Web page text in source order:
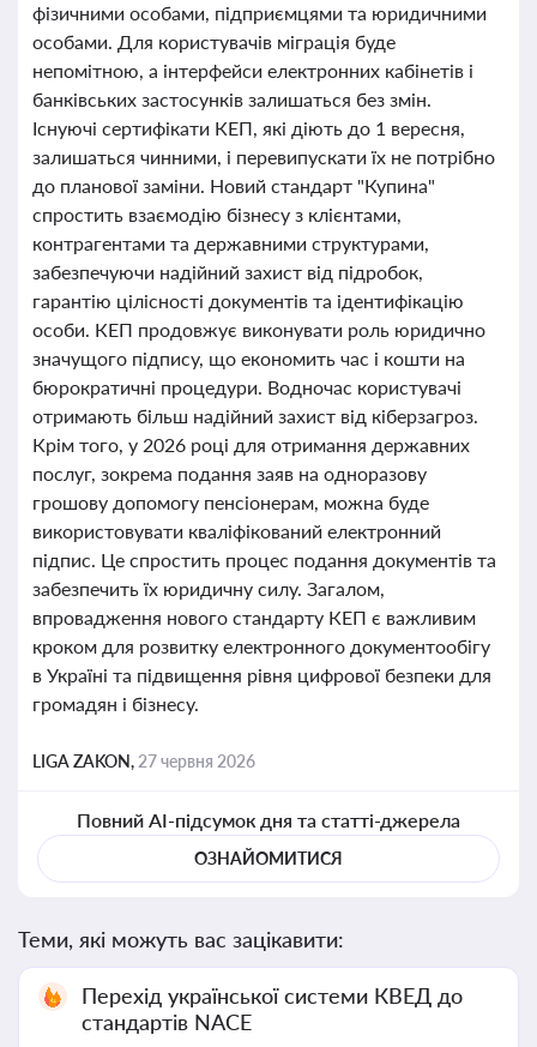
фізичними особами, підприємцями та юридичними
особами. Для користувачів міграція буде
непомітною, а інтерфейси електронних кабінетів і
банківських застосунків залишаться без змін.
Існуючі сертифікати КЕП, які діють до 1 вересня,
залишаться чинними, і перевипускати їх не потрібно
до планової заміни. Новий стандарт "Купина"
спростить взаємодію бізнесу з клієнтами,
контрагентами та державними структурами,
забезпечуючи надійний захист від підробок,
гарантію цілісності документів та ідентифікацію
особи. КЕП продовжує виконувати роль юридично
значущого підпису, що економить час і кошти на
бюрократичні процедури. Водночас користувачі
отримають більш надійний захист від кіберзагроз.
Крім того, у 2026 році для отримання державних
послуг, зокрема подання заяв на одноразову
грошову допомогу пенсіонерам, можна буде
використовувати кваліфікований електронний
підпис. Це спростить процес подання документів та
забезпечить їх юридичну силу. Загалом,
впровадження нового стандарту КЕП є важливим
кроком для розвитку електронного документообігу
в Україні та підвищення рівня цифрової безпеки для
громадян і бізнесу.
LIGA ZAKON, 27 червня 2026
Повний AI-підсумок дня та статті-джерела
ОЗНАЙОМИТИСЯ
Теми, які можуть вас зацікавити:
Перехід української системи КВЕД до
стандартів NACE